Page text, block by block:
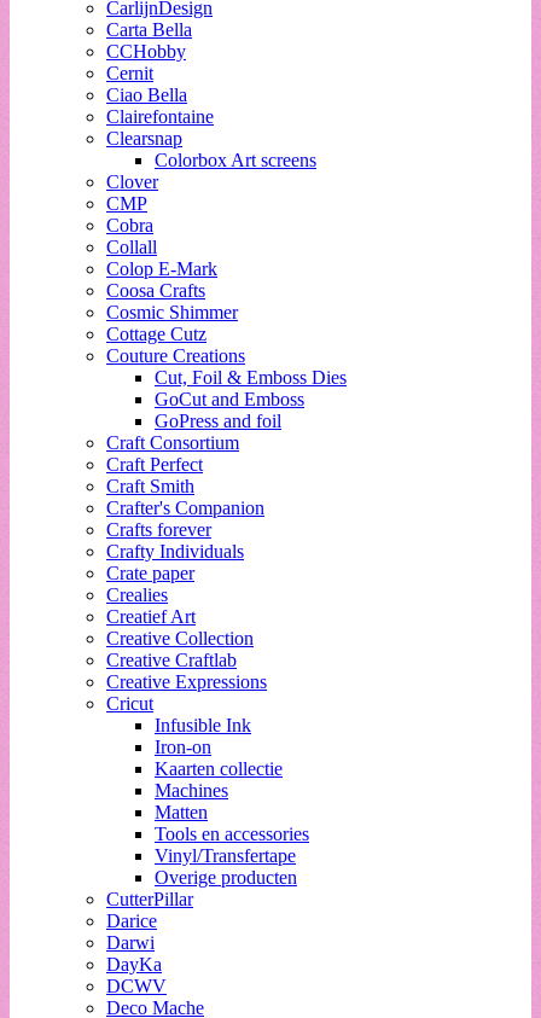
CarlijnDesign
Carta Bella
CCHobby
Cernit
Ciao Bella
Clairefontaine
Clearsnap
Colorbox Art screens
Clover
CMP
Cobra
Collall
Colop E-Mark
Coosa Crafts
Cosmic Shimmer
Cottage Cutz
Couture Creations
Cut, Foil & Emboss Dies
GoCut and Emboss
GoPress and foil
Craft Consortium
Craft Perfect
Craft Smith
Crafter's Companion
Crafts forever
Crafty Individuals
Crate paper
Crealies
Creatief Art
Creative Collection
Creative Craftlab
Creative Expressions
Cricut
Infusible Ink
Iron-on
Kaarten collectie
Machines
Matten
Tools en accessories
Vinyl/Transfertape
Overige producten
CutterPillar
Darice
Darwi
DayKa
DCWV
Deco Mache